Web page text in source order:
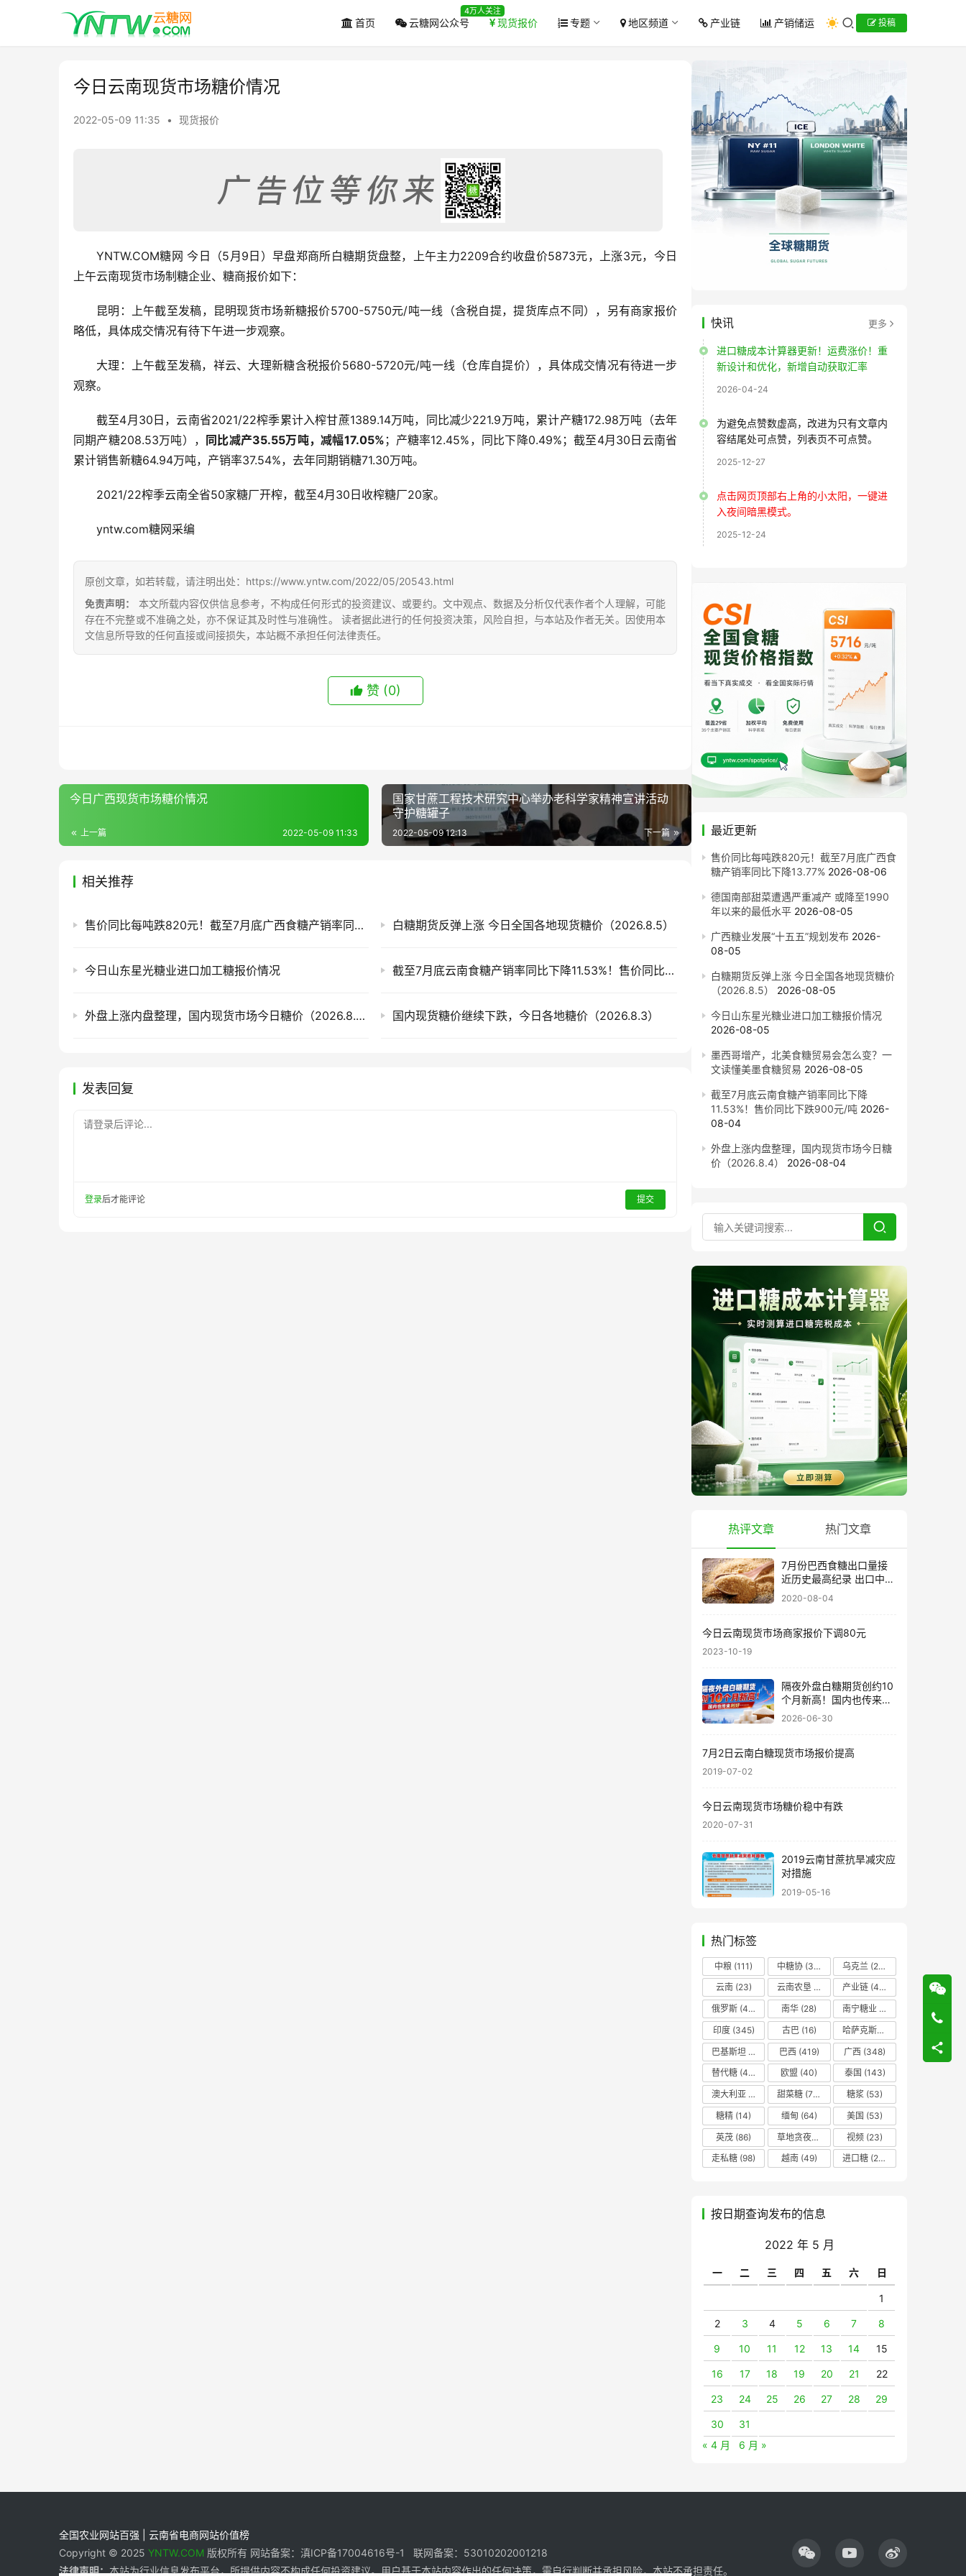
首页 云糖网公众号
4万人关注
现货报价 专题 地区频道 产业链 产销储运 投稿
今日云南现货市场糖价情况
2022-05-09 11:35 • 现货报价
YNTW.COM糖网 今日（5月9日）早盘郑商所白糖期货盘整，上午主力2209合约收盘价5873元，上涨3元，今日
上午云南现货市场制糖企业、糖商报价如下：
昆明：上午截至发稿，昆明现货市场新糖报价5700-5750元/吨一线（含税自提，提货库点不同），另有商家报价
略低，具体成交情况有待下午进一步观察。
大理：上午截至发稿，祥云、大理新糖含税报价5680-5720元/吨一线（仓库自提价），具体成交情况有待进一步
观察。
截至4月30日，云南省2021/22榨季累计入榨甘蔗1389.14万吨，同比减少221.9万吨，累计产糖172.98万吨（去年
同期产糖208.53万吨），
同比减产35.55万吨，减幅17.05% ；产糖率12.45%，同比下降0.49%；截至4月30日云南省
累计销售新糖64.94万吨，产销率37.54%，去年同期销糖71.30万吨。
2021/22榨季云南全省50家糖厂开榨，截至4月30日收榨糖厂20家。
yntw.com糖网采编
原创文章，如若转载，请注明出处：https://www.yntw.com/2022/05/20543.html
免责声明：
本文所载内容仅供信息参考，不构成任何形式的投资建议、或要约。文中观点、数据及分析仅代表作者个人理解，可能
存在不完整或不准确之处，亦不保证其及时性与准确性。 读者据此进行的任何投资决策，风险自担，与本站及作者无关。因使用本
文信息所导致的任何直接或间接损失，本站概不承担任何法律责任。
赞 (0)
今日广西现货市场糖价情况
上一篇 2022-05-09 11:33
国家甘蔗工程技术研究中心举办老科学家精神宣讲活动
守护糖罐子
下一篇
2022-05-09 12:13
相关推荐
售价同比每吨跌820元！截至7月底广西食糖产销率同比下降13.77% 白糖期货反弹上涨 今日全国各地现货糖价（2026.8.5）
今日山东星光糖业进口加工糖报价情况 截至7月底云南食糖产销率同比下降11.53%！售价同比下跌900元/吨
外盘上涨内盘整理，国内现货市场今日糖价（2026.8.4） 国内现货糖价继续下跌，今日各地糖价（2026.8.3）
发表回复
请登录后评论...
登录后才能评论 提交
快讯 更多
进口糖成本计算器更新！运费涨价！重
新设计和优化，新增自动获取汇率
2026-04-24
为避免点赞数虚高，改进为只有文章内
容结尾处可点赞，列表页不可点赞。
2025-12-27
点击网页顶部右上角的小太阳，一键进
入夜间暗黑模式。
2025-12-24
最近更新
售价同比每吨跌820元！截至7月底广西食
糖产销率同比下降13.77% 2026-08-06
德国南部甜菜遭遇严重减产 或降至1990
年以来的最低水平 2026-08-05
广西糖业发展“十五五”规划发布 2026-
08-05
白糖期货反弹上涨 今日全国各地现货糖价
（2026.8.5）
2026-08-05
今日山东星光糖业进口加工糖报价情况
2026-08-05
墨西哥增产，北美食糖贸易会怎么变？一
文读懂美墨食糖贸易 2026-08-05
截至7月底云南食糖产销率同比下降
11.53%！售价同比下跌900元/吨 2026-
08-04
外盘上涨内盘整理，国内现货市场今日糖
价（2026.8.4）
2026-08-04
热评文章 热门文章
7月份巴西食糖出口量接
近历史最高纪录 出口中国
超40万吨
2020-08-04
今日云南现货市场商家报价下调80元
2023-10-19
隔夜外盘白糖期货创约10
个月新高！国内也传来利
好……
2026-06-30
7月2日云南白糖现货市场报价提高
2019-07-02
今日云南现货市场糖价稳中有跌
2020-07-31
2019云南甘蔗抗旱减灾应
对措施
2019-05-16
热门标签
中粮 (111) 中糖协 (37) 乌克兰 (20)
云南(23) 云南农垦 产业链 (42)
俄罗斯 (43) 南华 (28) 南宁糖业
印度(345) 古巴(16) 哈萨克斯坦
巴基斯坦
巴西(419) 广西 (348)
替代糖 (48) 欧盟 (40) 泰国 (143)
澳大利亚
甜菜糖 (70) 糖浆 (53)
糖精 (14) 缅甸 (64) 美国 (53)
英茂 (86) 草地贪夜蛾 视频 (23)
走私糖 (98) 越南(49) 进口糖 (236)
按日期查询发布的信息
2022 年 5 月
一 二 三 四 五 六 日
1
2 3 4 5 6 7 8
9 10 11 12 13 14 15
16 17 18 19 20 21 22
23 24 25 26 27 28 29
30
31
« 4 月
6 月 »
全国农业网站百强 | 云南省电商网站价值榜
Copyright © 2025 YNTW.COM 版权所有 网站备案：滇ICP备17004616号-1 联网备案：53010202001218
法律声明：本站为行业信息发布平台，所提供内容不构成任何投资建议。用户基于本站内容作出的任何决策，需自行判断并承担风险，本站不承担责任。